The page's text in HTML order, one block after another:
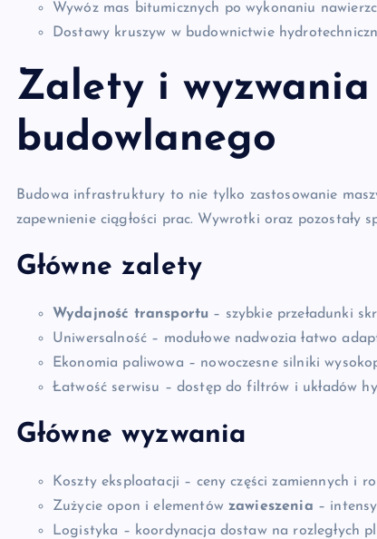
Wywóz mas bitumicznych po wykonaniu
Dostawy kruszyw w budownictwie
Zalety i
budowlanego
Budowa infrastruktury to nie tylko zastosowanie
zapewnienie ciągłości prac. Wywrotki oraz pozostały
Główne zalety
Wydajność transportu – szybkie przeładunki
Uniwersalność – modułowe nadwozia łatwo
Ekonomia paliwowa – nowoczesne silniki
Łatwość serwisu – dostęp do filtrów i układów
Główne wyzwania
Koszty eksploatacji – ceny części zamiennych i
Zużycie opon i elementów zawieszenia –
Logistyka – koordynacja dostaw na rozległych